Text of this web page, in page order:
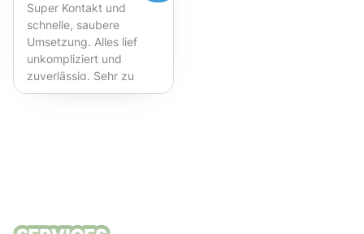
Super Kontakt und
schnelle, saubere
Umsetzung. Alles lief
unkompliziert und
zuverlässig. Sehr zu
empfehlen!